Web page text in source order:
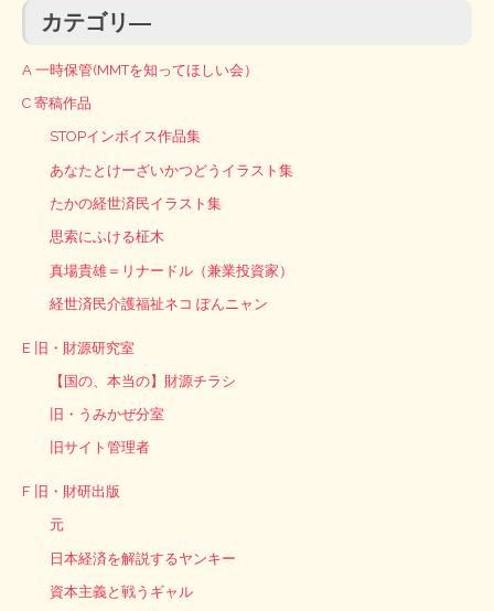
カテゴリ―
A 一時保管(MMTを知ってほしい会）
C 寄稿作品
STOPインボイス作品集
あなたとけーざいかつどうイラスト集
たかの経世済民イラスト集
思索にふける柾木
真場貴雄＝リナードル（兼業投資家）
経世済民介護福祉ネコ ぽんニャン
E 旧・財源研究室
【国の、本当の】財源チラシ
旧・うみかぜ分室
旧サイト管理者
F 旧・財研出版
元
日本経済を解説するヤンキー
資本主義と戦うギャル